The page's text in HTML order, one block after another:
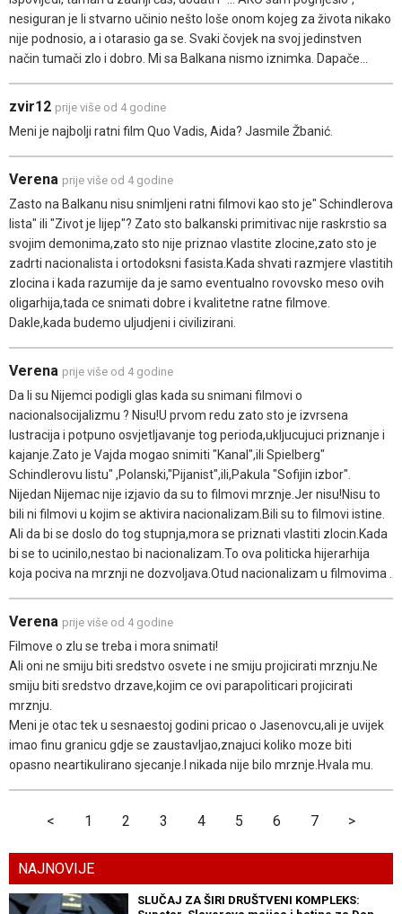
nesiguran je li stvarno učinio nešto loše onom kojeg za života nikako
nije podnosio, a i otarasio ga se. Svaki čovjek na svoj jedinstven
način tumači zlo i dobro. Mi sa Balkana nismo iznimka. Dapače...
zvir12 prije više od 4 godine
Meni je najbolji ratni film Quo Vadis, Aida? Jasmile Žbanić.
Verena prije više od 4 godine
Zasto na Balkanu nisu snimljeni ratni filmovi kao sto je" Schindlerova
lista" ili "Zivot je lijep"? Zato sto balkanski primitivac nije raskrstio sa
svojim demonima,zato sto nije priznao vlastite zlocine,zato sto je
zadrti nacionalista i ortodoksni fasista.Kada shvati razmjere vlastitih
zlocina i kada razumije da je samo eventualno rovovsko meso ovih
oligarhija,tada ce snimati dobre i kvalitetne ratne filmove.
Dakle,kada budemo uljudjeni i civilizirani.
Verena prije više od 4 godine
Da li su Nijemci podigli glas kada su snimani filmovi o
nacionalsocijalizmu ? Nisu!U prvom redu zato sto je izvrsena
lustracija i potpuno osvjetljavanje tog perioda,ukljucujuci priznanje i
kajanje.Zato je Vajda mogao snimiti "Kanal",ili Spielberg"
Schindlerovu listu" ,Polanski,"Pijanist",ili,Pakula "Sofijin izbor".
Nijedan Nijemac nije izjavio da su to filmovi mrznje.Jer nisu!Nisu to
bili ni filmovi u kojim se aktivira nacionalizam.Bili su to filmovi istine.
Ali da bi se doslo do tog stupnja,mora se priznati vlastiti zlocin.Kada
bi se to ucinilo,nestao bi nacionalizam.To ova politicka hijerarhija
koja pociva na mrznji ne dozvoljava.Otud nacionalizam u filmovima .
Verena prije više od 4 godine
Filmove o zlu se treba i mora snimati!
Ali oni ne smiju biti sredstvo osvete i ne smiju projicirati mrznju.Ne
smiju biti sredstvo drzave,kojim ce ovi parapoliticari projicirati
mrznju.
Meni je otac tek u sesnaestoj godini pricao o Jasenovcu,ali je uvijek
imao finu granicu gdje se zaustavljao,znajuci koliko moze biti
opasno neartikulirano sjecanje.I nikada nije bilo mrznje.Hvala mu.
< 1 2 3 4 5 6 7 >
NAJNOVIJE
SLUČAJ ZA ŠIRI DRUŠTVENI KOMPLEKS: